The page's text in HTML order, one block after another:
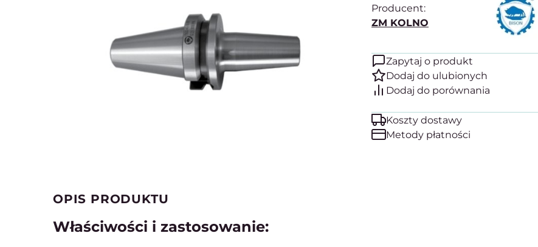
Producent:
ZM KOLNO
Zapytaj o produkt
Koszty dostawy
Metody płatności
OPIS PRODUKTU
Właściwości i zastosowanie: